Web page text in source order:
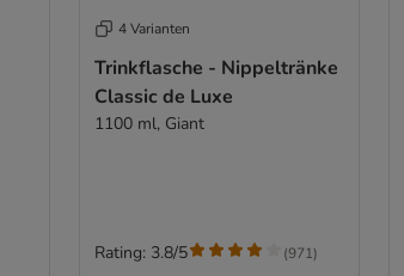
4 Varianten
Trinkflasche - Nippeltränke
Classic de Luxe
1100 ml, Giant
Rating: 3.8/5 (971)